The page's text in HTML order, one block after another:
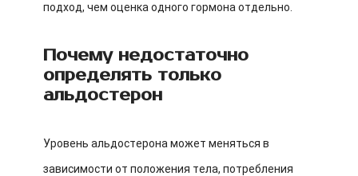
подход, чем оценка одного гормона отдельно.
Почему недостаточно
определять только
альдостерон
Уровень альдостерона может меняться в
зависимости от положения тела, потребления